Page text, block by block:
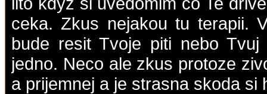
ceka. Zkus nejakou tu terapii.
bude resit Tvoje piti nebo
jedno. Neco ale zkus protoze
a prijemnej a je strasna skoda si